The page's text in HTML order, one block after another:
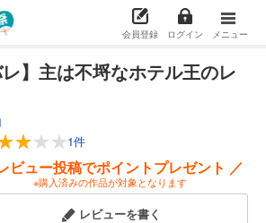
会員登録 ログイン メニュー
レ】主は不埒なホテル王のレ
1件
ビュー投稿でポイントプレゼント ／
※購入済みの作品が対象となります
レビューを書く